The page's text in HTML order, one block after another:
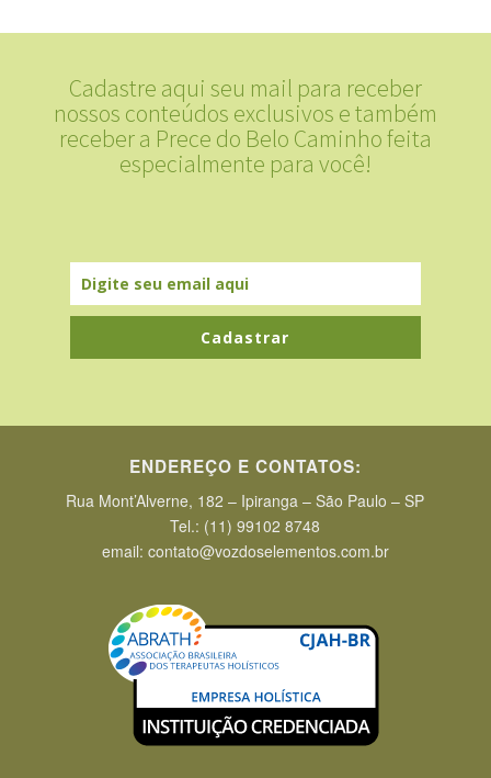
Cadastre aqui seu mail para receber
nossos conteúdos exclusivos e também
receber a Prece do Belo Caminho feita
especialmente para você!
Cadastrar
ENDEREÇO E CONTATOS:
Rua Mont’Alverne, 182 – Ipiranga – São Paulo – SP
Tel.: (11) 99102 8748
email: contato@vozdoselementos.com.br